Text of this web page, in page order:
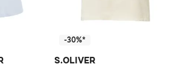
-30%*
S.OLIVER